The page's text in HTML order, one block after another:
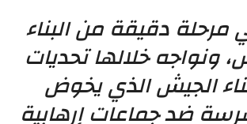
مرحلة دقيقة من البناء
ونواجه خلالها تحديات
الجيش الذي يخوض
ضد جماعات إرهابية